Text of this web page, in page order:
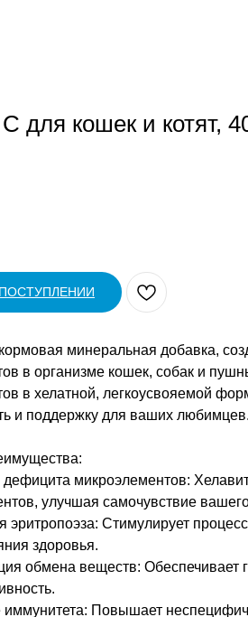
для кошек и котят,
минеральная добавка,
в организме кошек, собак и
в хелатной, легкоусвояемой
и поддержку для ваших любимцев.
микроэлементов:
улучшая самочувствие
эритропоэза: Стимулирует
здоровья.
обмена веществ: Обеспечивает
Повышает